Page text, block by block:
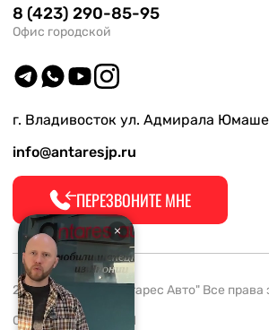
8 (423) 290-85-95
Офис городской
г. Владивосток ул. Адмирала
info@antaresjp.ru
ПЕРЕЗВОНИТЕ МНЕ
2008-2026 ООО "Антарес Авто" Все
ОГРН 1132537005061